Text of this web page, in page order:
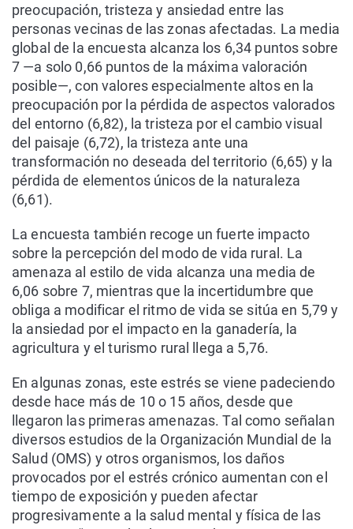
preocupación, tristeza y ansiedad entre las
personas vecinas de las zonas afectadas. La media
global de la encuesta alcanza los 6,34 puntos sobre
7 —a solo 0,66 puntos de la máxima valoración
posible—, con valores especialmente altos en la
preocupación por la pérdida de aspectos valorados
del entorno (6,82), la tristeza por el cambio visual
del paisaje (6,72), la tristeza ante una
transformación no deseada del territorio (6,65) y la
pérdida de elementos únicos de la naturaleza
(6,61).
La encuesta también recoge un fuerte impacto
sobre la percepción del modo de vida rural. La
amenaza al estilo de vida alcanza una media de
6,06 sobre 7, mientras que la incertidumbre que
obliga a modificar el ritmo de vida se sitúa en 5,79 y
la ansiedad por el impacto en la ganadería, la
agricultura y el turismo rural llega a 5,76.
En algunas zonas, este estrés se viene padeciendo
desde hace más de 10 o 15 años, desde que
llegaron las primeras amenazas. Tal como señalan
diversos estudios de la Organización Mundial de la
Salud (OMS) y otros organismos, los daños
provocados por el estrés crónico aumentan con el
tiempo de exposición y pueden afectar
progresivamente a la salud mental y física de las